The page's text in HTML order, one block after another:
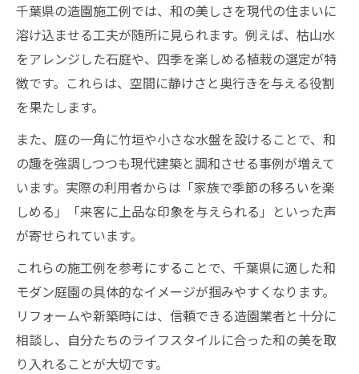
千葉県の造園施工例では、和の美しさを現代の住まいに
溶け込ませる工夫が随所に見られます。例えば、枯山水
をアレンジした石庭や、四季を楽しめる植栽の選定が特
徴です。これらは、空間に静けさと奥行きを与える役割
を果たします。
また、庭の一角に竹垣や小さな水盤を設けることで、和
の趣を強調しつつも現代建築と調和させる事例が増えて
います。実際の利用者からは「家族で季節の移ろいを楽
しめる」「来客に上品な印象を与えられる」といった声
が寄せられています。
これらの施工例を参考にすることで、千葉県に適した和
モダン庭園の具体的なイメージが掴みやすくなります。
リフォームや新築時には、信頼できる造園業者と十分に
相談し、自分たちのライフスタイルに合った和の美を取
り入れることが大切です。